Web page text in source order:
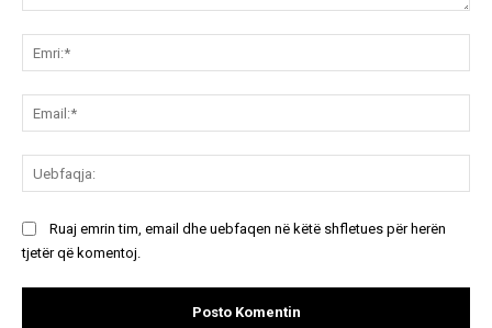
Ruaj emrin tim, email dhe uebfaqen në këtë shfletues për herën
tjetër që komentoj.